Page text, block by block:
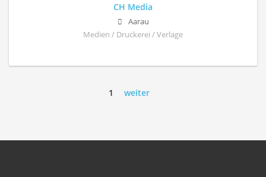
CH Media
Aarau
Medien / Druckerei / Verlage
1 weiter